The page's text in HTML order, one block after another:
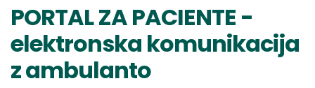
PORTAL ZA PACIENTE -
elektronska komunikacija
z ambulanto